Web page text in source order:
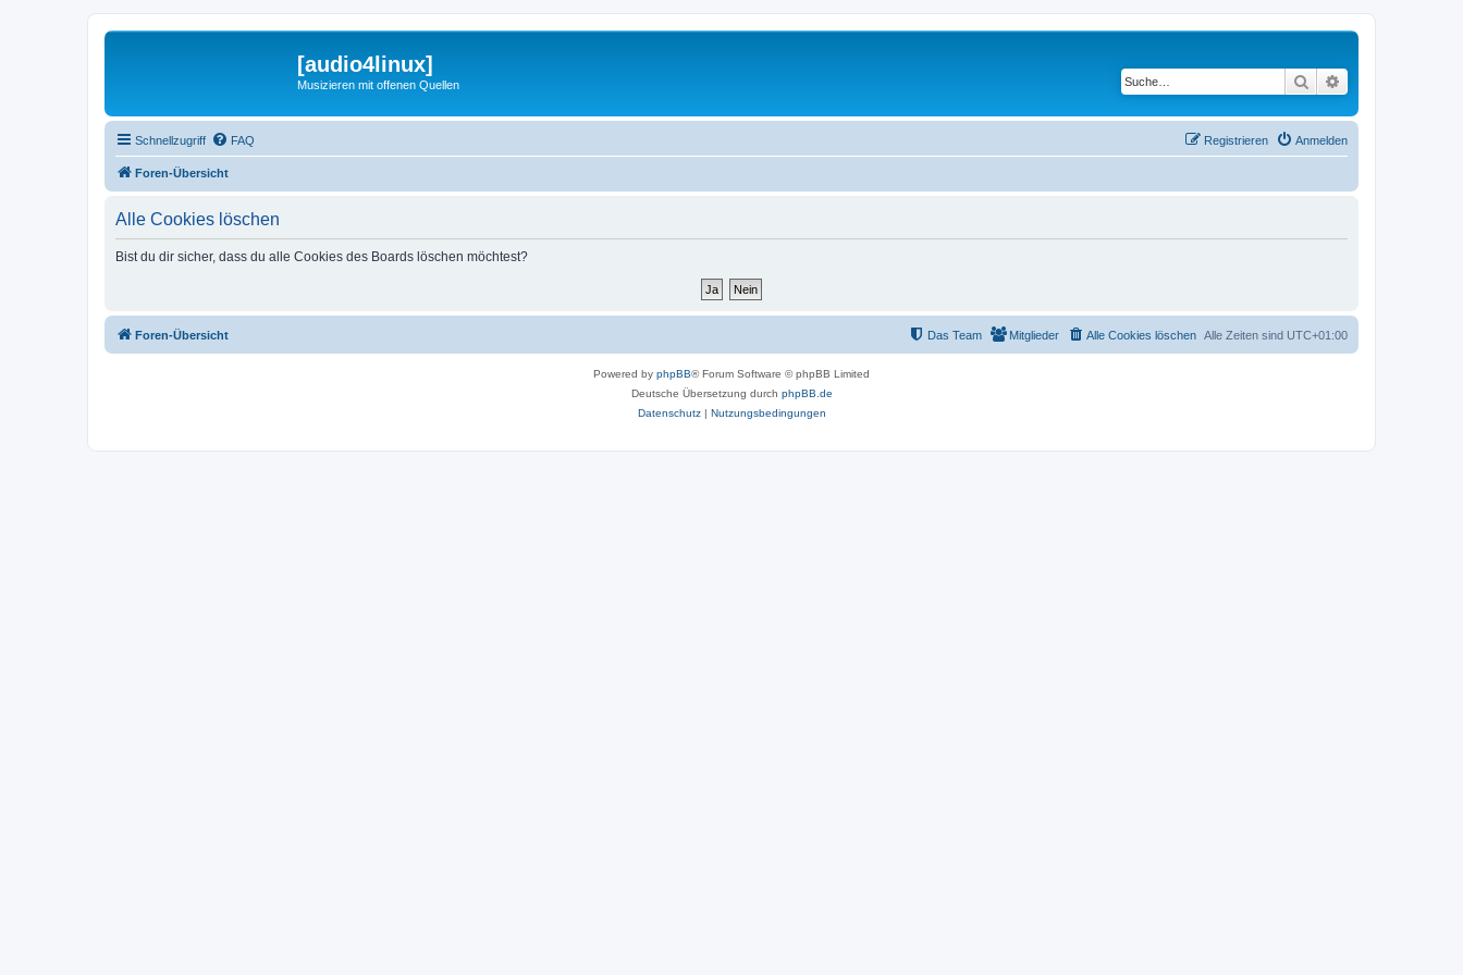
[audio4linux]
Musizieren mit offenen Quellen Suche
Schnellzugriff FAQ Anmelden
Registrieren
Foren-Übersicht
Alle Cookies löschen
Bist du dir sicher, dass du alle Cookies des Boards löschen möchtest?
Foren-Übersicht Alle Zeiten sind UTC+01:00
Alle Cookies löschen
Mitglieder
Das Team
Powered by phpBB® Forum Software © phpBB Limited
Deutsche Übersetzung durch phpBB.de
Datenschutz| Nutzungsbedingungen